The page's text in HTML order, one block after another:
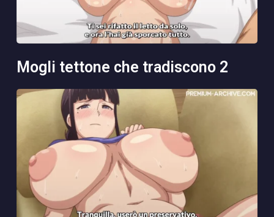
mogli tettone che tradiscono 2